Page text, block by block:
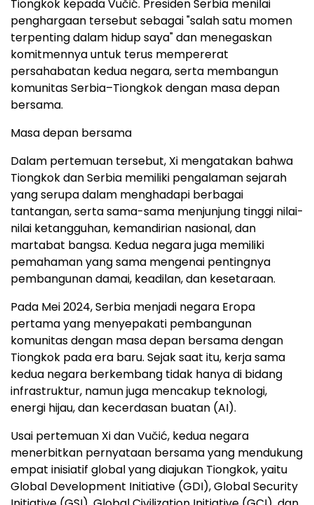
Tiongkok kepada Vučić. Presiden Serbia menilai
penghargaan tersebut sebagai "salah satu momen
terpenting dalam hidup saya" dan menegaskan
komitmennya untuk terus mempererat
persahabatan kedua negara, serta membangun
komunitas Serbia–Tiongkok dengan masa depan
bersama.
Masa depan bersama
Dalam pertemuan tersebut, Xi mengatakan bahwa
Tiongkok dan Serbia memiliki pengalaman sejarah
yang serupa dalam menghadapi berbagai
tantangan, serta sama-sama menjunjung tinggi nilai-
nilai ketangguhan, kemandirian nasional, dan
martabat bangsa. Kedua negara juga memiliki
pemahaman yang sama mengenai pentingnya
pembangunan damai, keadilan, dan kesetaraan.
Pada Mei 2024, Serbia menjadi negara Eropa
pertama yang menyepakati pembangunan
komunitas dengan masa depan bersama dengan
Tiongkok pada era baru. Sejak saat itu, kerja sama
kedua negara berkembang tidak hanya di bidang
infrastruktur, namun juga mencakup teknologi,
energi hijau, dan kecerdasan buatan (AI).
Usai pertemuan Xi dan Vučić, kedua negara
menerbitkan pernyataan bersama yang mendukung
empat inisiatif global yang diajukan Tiongkok, yaitu
Global Development Initiative (GDI), Global Security